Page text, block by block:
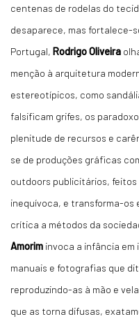
centenas de rodelas do
desaparece, mas fortalece-
Portugal, Rodrigo Oliveira
menção à arquitetura
estereotípicos, como
falsificam grifes, os
plenitude de recursos e
se de produções gráficas
outdoors publicitários, feitos
inequívoca, e transforma-os
crítica a métodos da
Amorim invoca a infância em
manuais e fotografias que
reproduzindo-as à mão e
que as torna difusas,